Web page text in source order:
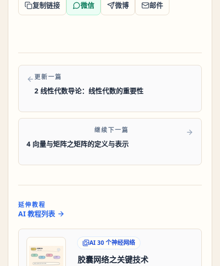
复制链接 微信 微博 邮件
更新一篇
2 线性代数导论：线性代数的重要性
继续下一篇
4 向量与矩阵之矩阵的定义与表示
延伸教程
AI 教程列表
AI 30 个神经网络
胶囊网络之关键技术